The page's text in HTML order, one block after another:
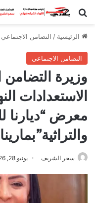
بحث عن
الرئيسية / التضامن الاجتماعي
التضامن الاجتماعي
وزيرة التضامن
الاستعدادات
معرض “ديارنا
والتراثية”بمارينا 4 الساحل الشمالي
سحر الشريف يونيو 28, 2026